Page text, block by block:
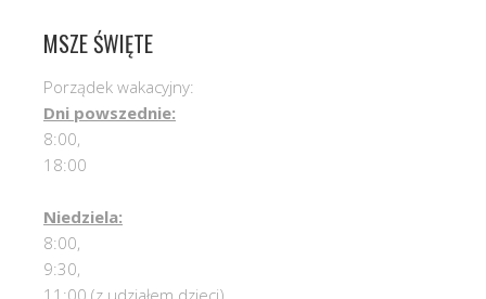
MSZE ŚWIĘTE
Porządek wakacyjny:
Dni powszednie:
8:00,
18:00
Niedziela:
8:00,
9:30,
11:00 (z udziałem dzieci),